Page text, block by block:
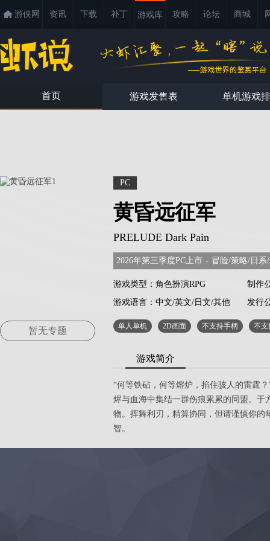
游侠网 资讯 下载 补丁 游戏库 攻略 论坛 商城
首页 游戏发售表 单机游戏
暂无专题
PC
黄昏远征军
PRELUDE Dark Pain
2026年第三季度PC上市 - 冒险/策略/日系
游戏类型：角色扮演RPG
制作
游戏语言： 中文/英文/日文/其他 发行
单人单机 2D画面 不支持手柄 不支
游戏简介
“何等铁砧，何等熔炉，掐住骇人的雷霆
烬与血海中集结一群伤痕累累的同盟。
物。挥舞利刃，精算协同，但请谨慎你
智。